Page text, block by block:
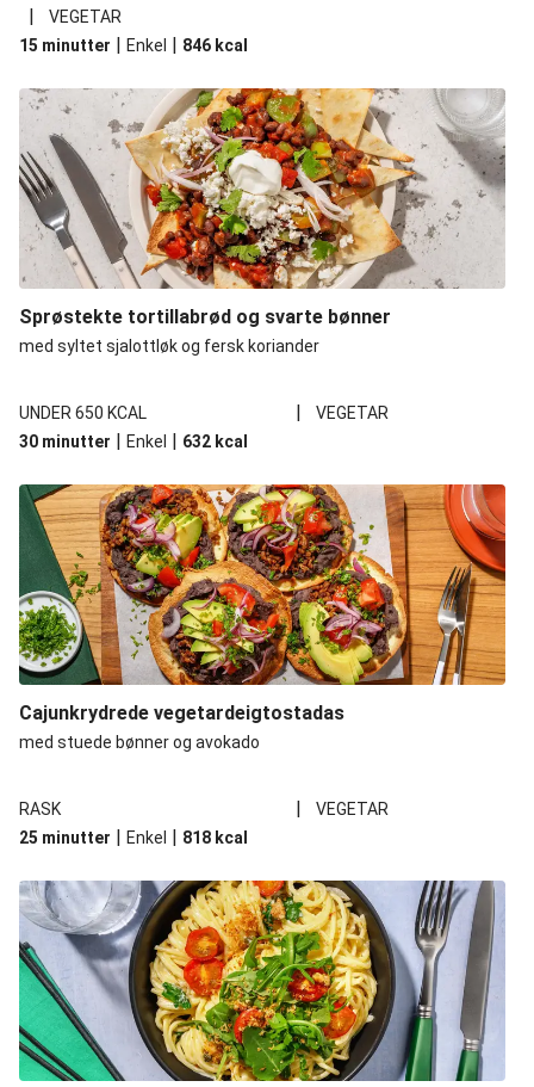
|
VEGETAR
15 minutter | Enkel | 846 kcal
Sprøstekte tortillabrød og svarte bønner
med syltet sjalottløk og fersk koriander
UNDER 650 KCAL |
VEGETAR
30 minutter | Enkel | 632 kcal
Cajunkrydrede vegetardeigtostadas
med stuede bønner og avokado
RASK |
VEGETAR
25 minutter | Enkel | 818 kcal